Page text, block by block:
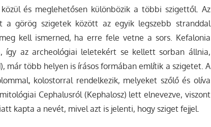
és meglehetősen különbözik a többi szigettől. Az
a görög szigetek között az egyik legszebb stranddal
kell ismerned, ha erre fele vetne a sors. Kefalonia
így az archeológiai leletekért se kellett sorban állnia,
már több helyen is írásos formában említik a szigetet. A
kolostorral rendelkezik, melyeket szőlő és olíva
Cephalusról (Kephalosz) lett elnevezve, viszont
kapta a nevét, mivel azt is jelenti, hogy sziget fejjel.